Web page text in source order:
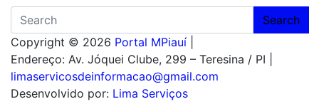
Search
Copyright © 2026 Portal MPiauí
Endereço: Av. Jóquei Clube, 299 – Teresina / PI
limaservicosdeinformacao@gmail.com
Desenvolvido por: Lima Serviços